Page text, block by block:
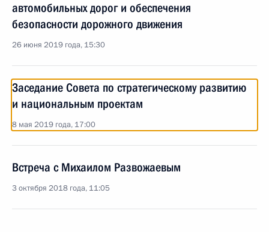
автомобильных дорог и обеспечения
безопасности дорожного движения
26 июня 2019 года, 15:30
Заседание Совета по стратегическому развитию
и национальным проектам
8 мая 2019 года, 17:00
Встреча с Михаилом Развожаевым
3 октября 2018 года, 11:05